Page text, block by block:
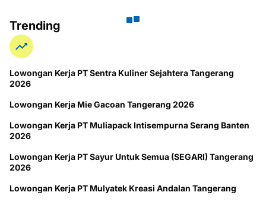
Trending
Lowongan Kerja PT Sentra Kuliner Sejahtera Tangerang
2026
Lowongan Kerja Mie Gacoan Tangerang 2026
Lowongan Kerja PT Muliapack Intisempurna Serang Banten
2026
Lowongan Kerja PT Sayur Untuk Semua (SEGARI) Tangerang
2026
Lowongan Kerja PT Mulyatek Kreasi Andalan Tangerang